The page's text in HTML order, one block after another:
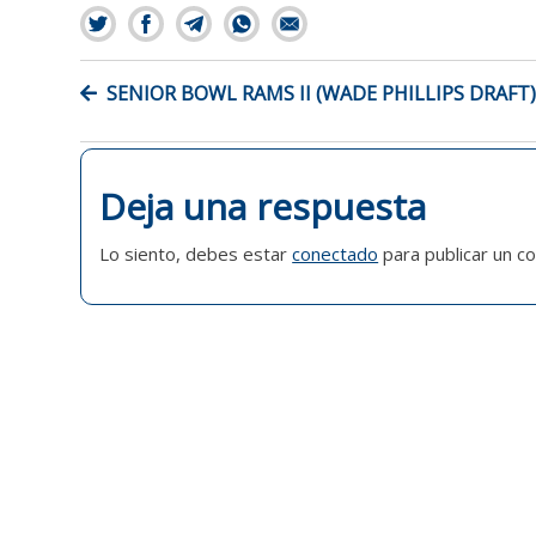
NAVEGACIÓN
DE
ENTRADAS
SENIOR BOWL RAMS II (WADE PHILLIPS DRAFT)
Deja una respuesta
Lo siento, debes estarconectado para publicar un